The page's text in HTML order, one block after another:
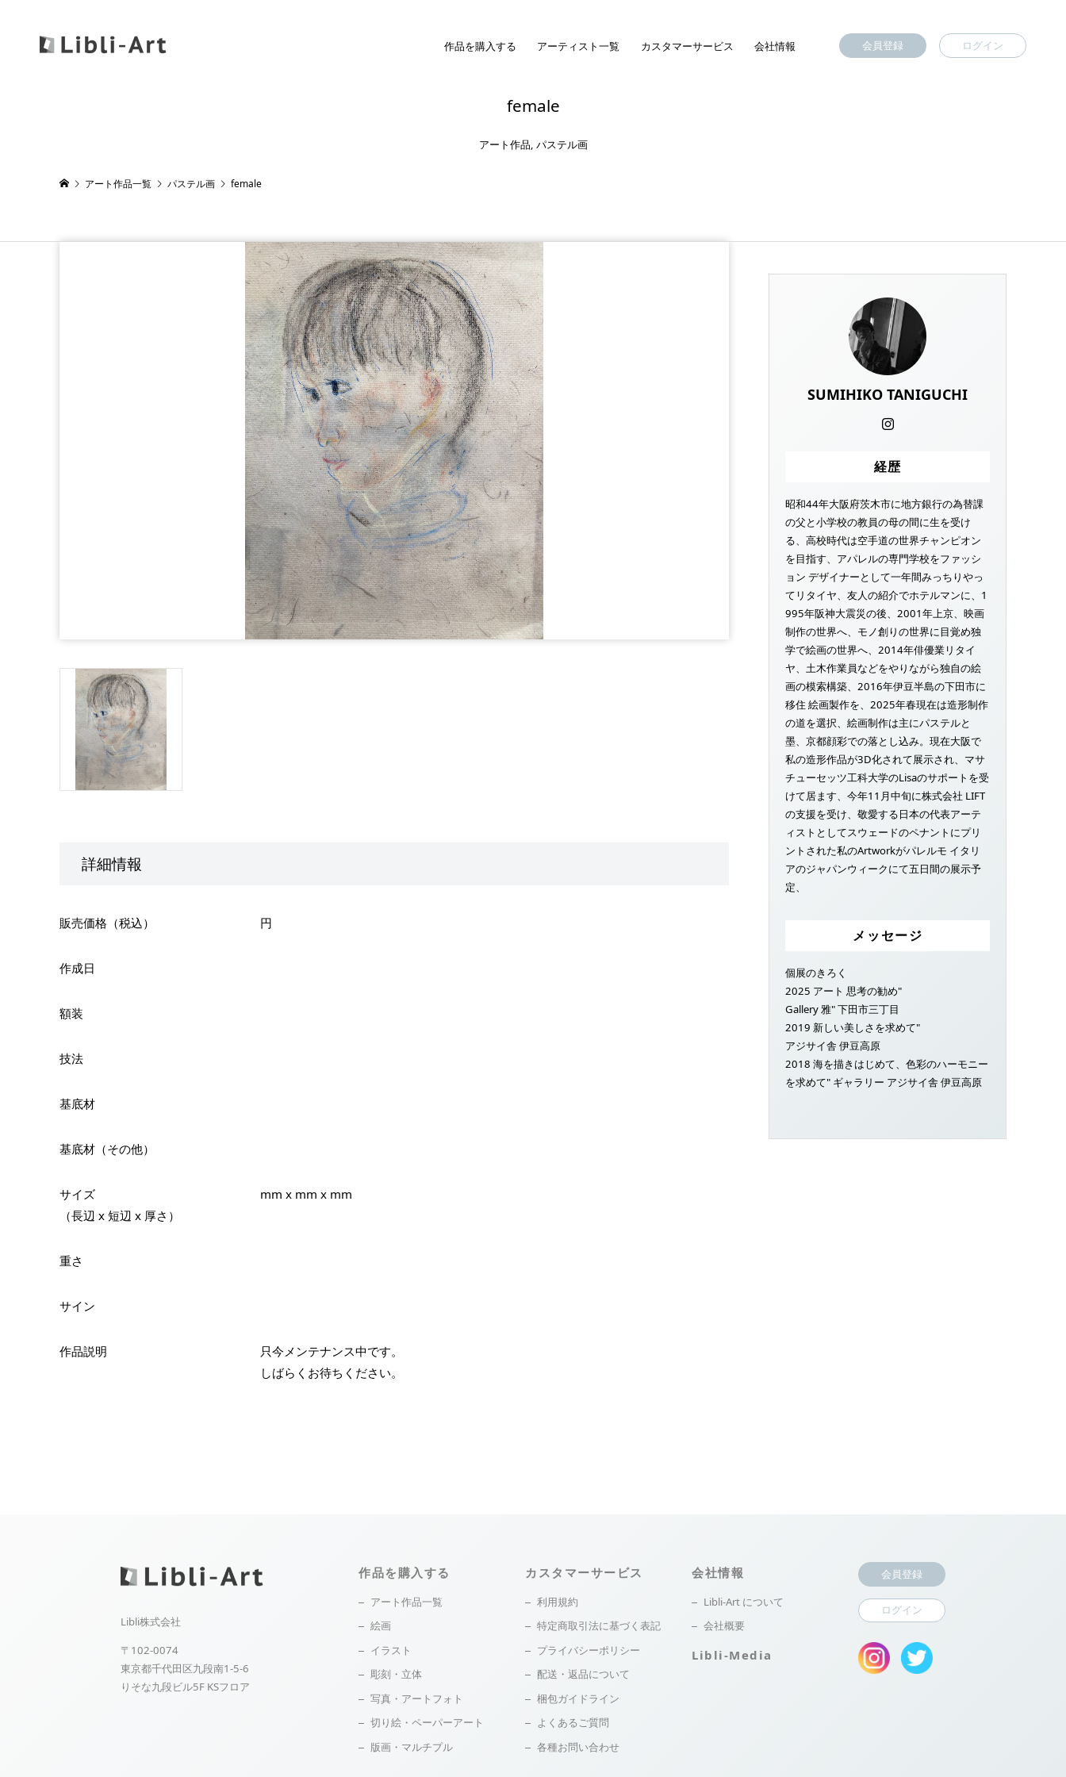
作品を購入する アーティスト一覧 カスタマーサービス 会社情報 会員登録 ログイン
female
アート作品, パステル画
アート作品一覧 パステル画 female
詳細情報
販売価格（税込） 円
作成日
額装
技法
基底材
基底材（その他）
サイズ
（長辺 x 短辺 x 厚さ）
mm x mm x mm
重さ
サイン
作品説明
只今メンテナンス中です。
しばらくお待ちください。
SUMIHIKO TANIGUCHI
経歴
昭和44年大阪府茨木市に地方銀行の為替課
の父と小学校の教員の母の間に生を受け
る、高校時代は空手道の世界チャンピオン
を目指す、アパレルの専門学校をファッシ
ョン デザイナーとして一年間みっちりやっ
てリタイヤ、友人の紹介でホテルマンに、1
995年阪神大震災の後、2001年上京、映画
制作の世界へ、モノ創りの世界に目覚め独
学で絵画の世界へ、2014年俳優業リタイ
ヤ、土木作業員などをやりながら独自の絵
画の模索構築、2016年伊豆半島の下田市に
移住 絵画製作を、2025年春現在は造形制作
の道を選択、絵画制作は主にパステルと
墨、京都顔彩での落とし込み。現在大阪で
私の造形作品が3D化されて展示され、マサ
チューセッツ工科大学のLisaのサポートを受
けて居ます、今年11月中旬に株式会社 LIFT
の支援を受け、敬愛する日本の代表アーテ
ィストとしてスウェードのペナントにプリ
ントされた私のArtworkがパレルモ イタリ
アのジャパンウィークにて五日間の展示予
定、
メッセージ
個展のきろく
2025 アート 思考の勧め"
Gallery 雅" 下田市三丁目
2019 新しい美しさを求めて"
アジサイ舎 伊豆高原
2018 海を描きはじめて、色彩のハーモニー
を求めて" ギャラリー アジサイ舎 伊豆高原
Libli株式会社
〒102-0074
東京都千代田区九段南1-5-6
りそな九段ビル5F KSフロア
作品を購入する
アート作品一覧
絵画
イラスト
彫刻・立体
写真・アートフォト
切り絵・ペーパーアート
版画・マルチプル
カスタマーサービス
利用規約
特定商取引法に基づく表記
プライバシーポリシー
配送・返品について
梱包ガイドライン
よくあるご質問
各種お問い合わせ
会社情報
Libli-Art について
会社概要
Libli-Media
会員登録
ログイン